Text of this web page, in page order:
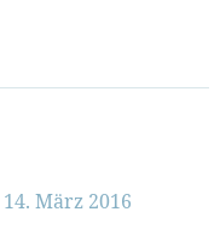
14. März 2016